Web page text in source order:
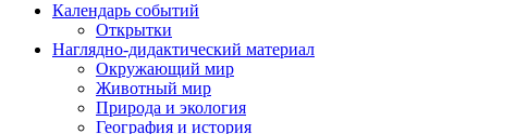
Календарь событий
Открытки
Наглядно-дидактический материал
Окружающий мир
Животный мир
Природа и экология
География и история